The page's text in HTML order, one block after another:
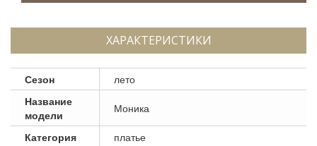
ХАРАКТЕРИСТИКИ
Сезон
лето
Название
модели
Моника
Категория
платье